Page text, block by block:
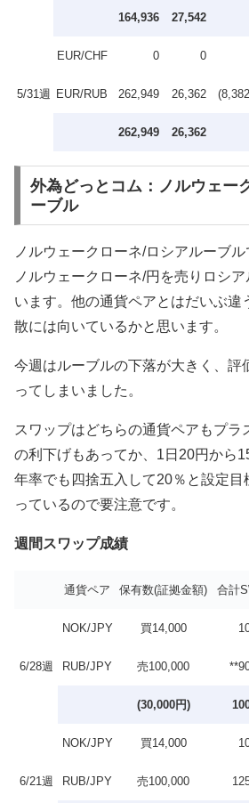
164,936 27,542
5/31週
EUR/CHF 0 0
EUR/RUB 262,949 26,362
262,949 26,362
外為どっとコム：ノルウェー
ーブル
ノルウェークローネ/ロシアルーブル
ノルウェークローネ/円を売りロシ
います。他の通貨ペアとはだいぶ違
散には向いているかと思います。
今週はルーブルの下落が大きく、評
ってしまいました。
スワップはどちらの通貨ペアもプラ
の利下げもあってか、1日20円から
年率でも四捨五入して20％と設定目
っているので要注意です。
週間スワップ成績
通貨ペア 保有数(証拠金額) 合計
6/28週
NOK/JPY 買14,000
RUB/JPY 売100,000
(30,000円)
6/21週
NOK/JPY 買14,000
RUB/JPY 売100,000